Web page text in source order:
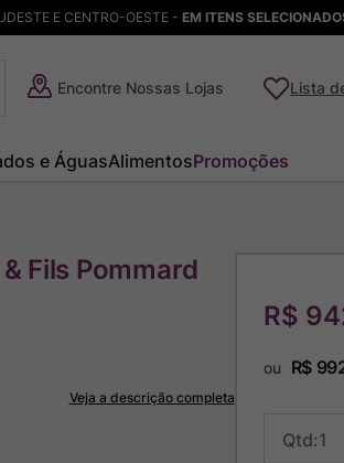
E CENTRO-OESTE - EM ITENS
Encontre Nossas Lojas Lista
e ÁguasAlimentosPromoções
Fils Pommard
Veja a descrição completa
R$
ou R$
1